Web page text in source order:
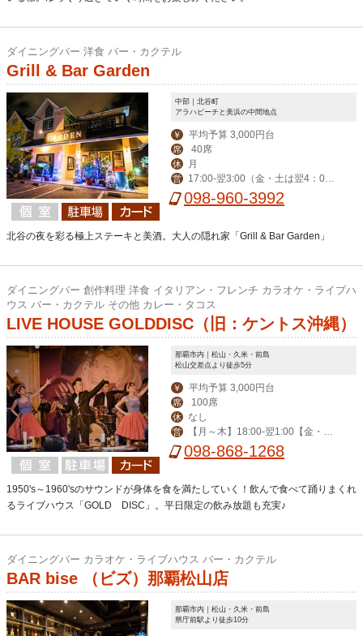
ダイニングバー 洋食 バー・カクテル
Grill & Bar Garden
中部｜北谷町
アラハビーチと美浜の中間地点
￥ 平均予算 3,000円台
席 40席
休 月
営
17:00-翌3:00（金・土は翌4：00
迄） ※ハッピーアワー17:00-19:00
098-960-3992
北谷の夜を彩る極上ステーキと美酒。大人の隠れ家「Grill & Bar Garden」
ダイニングバー 創作料理 洋食 イタリアン・フレンチ カラオケ・ライブハ
ウス バー・カクテル その他 カレー・タコス
LIVE HOUSE GOLDDISC（旧：ケントス沖縄）
那覇市内｜松山・久米・前島
松山交差点より徒歩5分
￥ 平均予算 3,000円台
席 100席
休 なし
営
【月～木】18:00-翌1:00【金・
土】18:00-翌2:00【日・祝】18:00-0:
098-868-1268
1950's～1960'sのサウンドが身体を食を満たしていく！飲んで食べて踊りまくれ
るライブハウス「GOLD DISC」。平日限定の飲み放題も充実♪
ダイニングバー カラオケ・ライブハウス バー・カクテル
BAR bise （ビズ）那覇松山店
那覇市内｜松山・久米・前島
県庁前駅より徒歩10分